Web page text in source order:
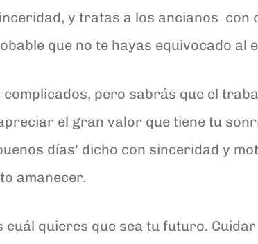
y tratas a los ancianos con
que no te hayas equivocado al
pero sabrás que el
el gran valor que tiene tu
días’ dicho con sinceridad y
amanecer.
quieres que sea tu futuro.